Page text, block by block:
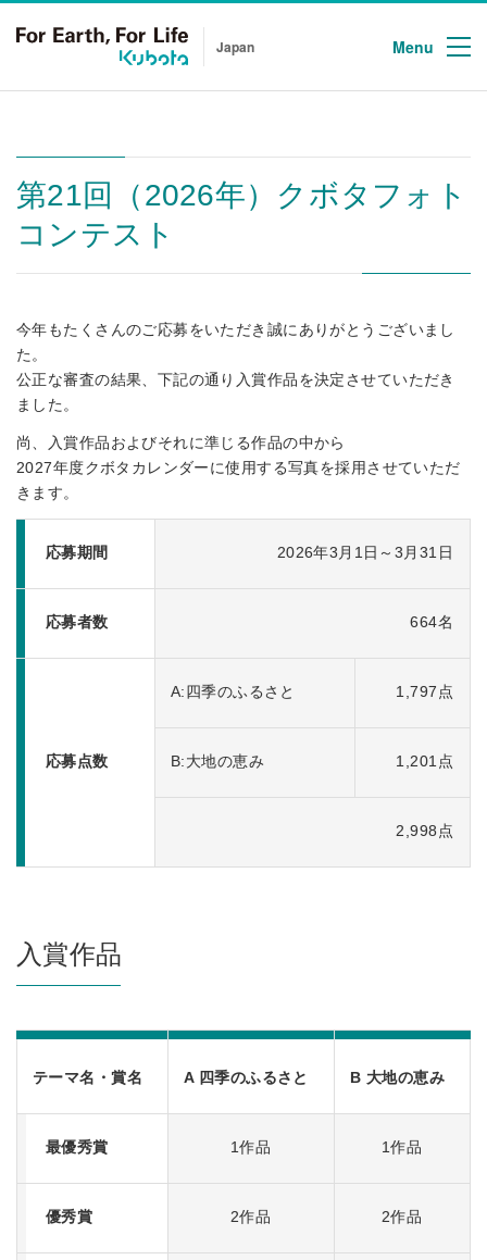
Japan Menu
第21回（2026年）クボタフォト
コンテスト
今年もたくさんのご応募をいただき誠にありがとうございまし
た。
公正な審査の結果、下記の通り入賞作品を決定させていただき
ました。
尚、入賞作品およびそれに準じる作品の中から
2027年度クボタカレンダーに使用する写真を採用させていただ
きます。
応募期間 2026年3月1日～3月31日
応募者数 664名
応募点数
A:四季のふるさと 1,797点
B:大地の恵み 1,201点
2,998点
入賞作品
テーマ名・賞名 A 四季のふるさと B 大地の恵み
最優秀賞 1作品 1作品
優秀賞 2作品 2作品